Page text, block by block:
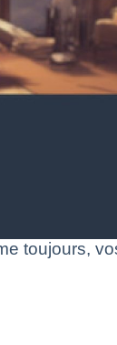
toujours,